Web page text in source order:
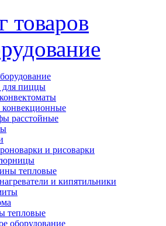
товаров
для пиццы
расстойные
и рисоварки
тепловые
и кипятильники
тепловые
оборудование